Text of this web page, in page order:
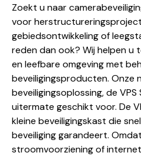
Zoekt u naar
voor
gebiedsontwikkeling of
reden dan ook? Wij helpen u
en leefbare omgeving met
beveiligingsproducten. Onze
beveiligingsoplossing, de VPS
uitermate geschikt voor. De
kleine beveiligingskast die
beveiliging garandeert.
stroomvoorziening of